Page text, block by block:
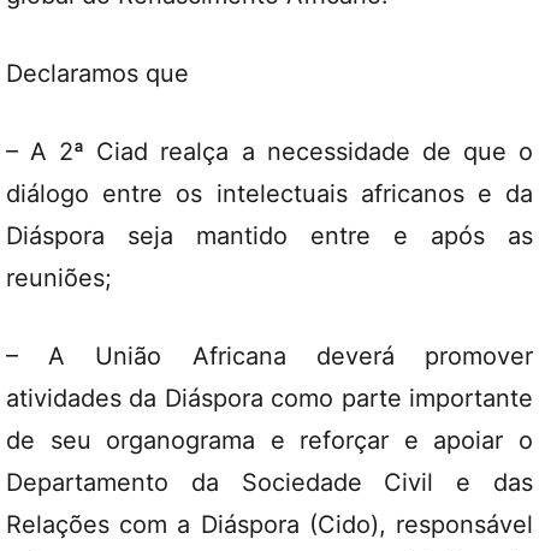
Declaramos que
– A 2ª Ciad realça a necessidade de que o
diálogo entre os intelectuais africanos e da
Diáspora seja mantido entre e após as
reuniões;
– A União Africana deverá promover
atividades da Diáspora como parte importante
de seu organograma e reforçar e apoiar o
Departamento da Sociedade Civil e das
Relações com a Diáspora (Cido), responsável